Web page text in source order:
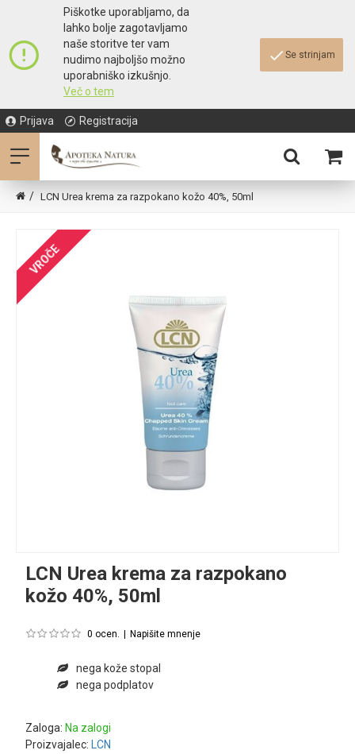
Piškotke uporabljamo, da
lahko bolje zagotavljamo
naše storitve ter vam
nudimo najboljšo možno
uporabniško izkušnjo.
Več o tem
Se strinjam
Prijava Registracija
LCN Urea krema za razpokano kožo 40%, 50ml
VROČE
LCN Urea krema za razpokano
kožo 40%, 50ml
Zaloga: Na zalogi
Proizvajalec:
LCN
0 ocen. Napišite mnenje
nega kože stopal
nega podplatov